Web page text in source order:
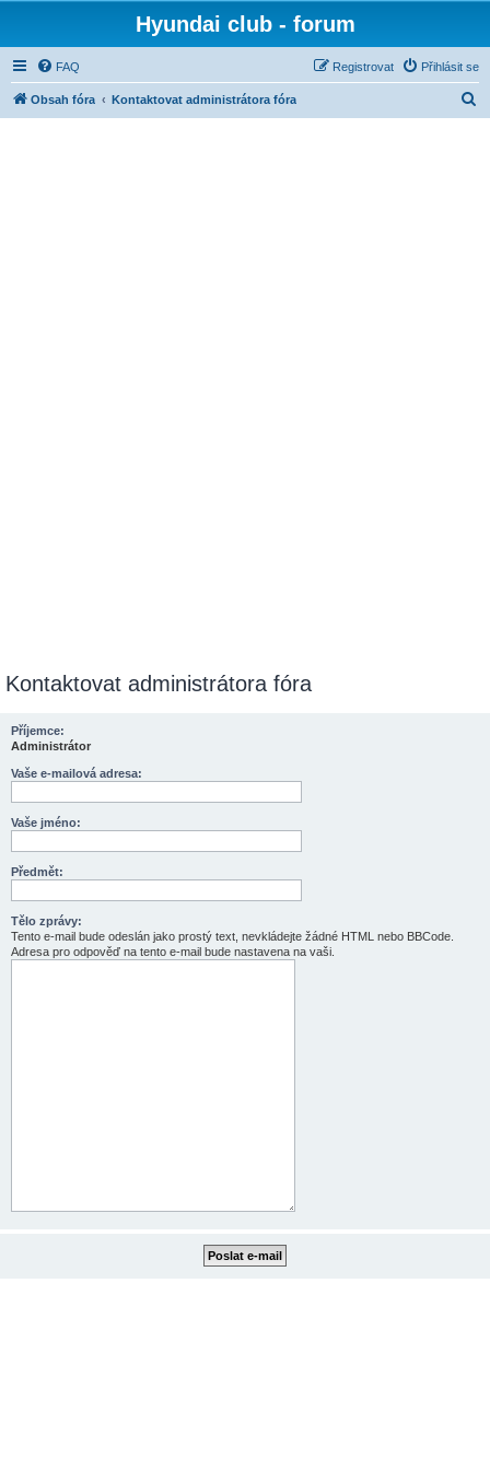
Hyundai club - forum
FAQ Přihlásit se
Registrovat
Obsah fóra Kontaktovat administrátora fóra
Kontaktovat administrátora fóra
Příjemce:
Administrátor
Vaše e-mailová adresa:
Vaše jméno:
Předmět:
Tělo zprávy:
Tento e-mail bude odeslán jako prostý text, nevkládejte žádné HTML nebo BBCode.
Adresa pro odpověď na tento e-mail bude nastavena na vaši.